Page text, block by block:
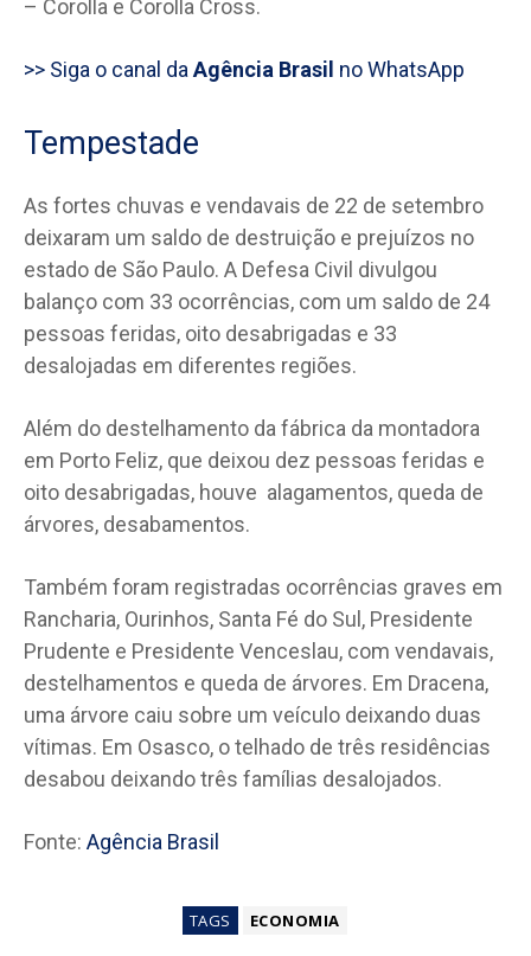
– Corolla e Corolla Cross.
>> Siga o canal da Agência Brasil no WhatsApp
Tempestade
As fortes chuvas e vendavais de 22 de setembro
deixaram um saldo de destruição e prejuízos no
estado de São Paulo. A Defesa Civil divulgou
balanço com 33 ocorrências, com um saldo de 24
pessoas feridas, oito desabrigadas e 33
desalojadas em diferentes regiões.
Além do destelhamento da fábrica da montadora
em Porto Feliz, que deixou dez pessoas feridas e
oito desabrigadas, houve alagamentos, queda de
árvores, desabamentos.
Também foram registradas ocorrências graves em
Rancharia, Ourinhos, Santa Fé do Sul, Presidente
Prudente e Presidente Venceslau, com vendavais,
destelhamentos e queda de árvores. Em Dracena,
uma árvore caiu sobre um veículo deixando duas
vítimas. Em Osasco, o telhado de três residências
desabou deixando três famílias desalojados.
Fonte: Agência Brasil
TAGS ECONOMIA